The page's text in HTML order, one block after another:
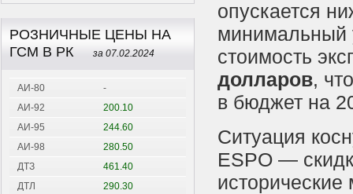
РОЗНИЧНЫЕ ЦЕНЫ НА
ГСМ В РК
за 07.02.2024
АИ-80
-
АИ-92
200.10
АИ-95
244.60
АИ-98
280.50
ДТЗ
461.40
ДТЛ
290.30
опускается
минимальный
стоимость
долларов,
в бюджет на
Ситуация
ESPO —